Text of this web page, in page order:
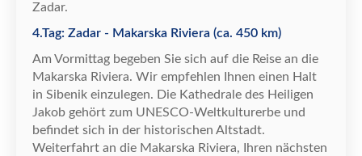
Zadar.
4.Tag: Zadar - Makarska Riviera (ca. 450 km)
Am Vormittag begeben Sie sich auf die Reise an die
Makarska Riviera. Wir empfehlen Ihnen einen Halt
in Sibenik einzulegen. Die Kathedrale des Heiligen
Jakob gehört zum UNESCO-Weltkulturerbe und
befindet sich in der historischen Altstadt.
Weiterfahrt an die Makarska Riviera, Ihren nächsten